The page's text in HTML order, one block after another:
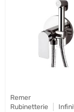
Remer
Rubinetterie